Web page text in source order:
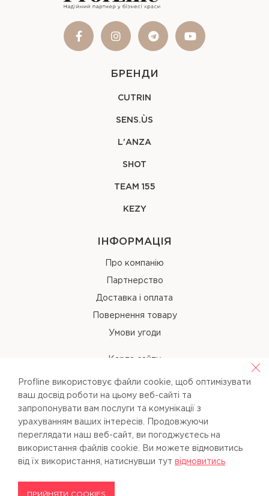
БРЕНДИ
CUTRIN
SENS.ÙS
L'ANZA
SHOT
TEAM 155
KEZY
ІНФОРМАЦІЯ
Про компанію
Партнерство
Доставка і оплата
Повернення товару
Умови угоди
Карта сайту
КОНТАКТИ
+38 (067) 238-97-40
info@pl-beauty.com.ua
Profline використовує файли cookie, щоб оптимізувати
ваш досвід роботи на цьому веб-сайті та
запропонувати вам послуги та комунікації з
урахуванням ваших інтересів. Продовжуючи
переглядати наш веб-сайт, ви погоджуєтесь на
використання файлів cookie. Ви можете вiдмовитись
вiд їх використання, натиснувши тут вiдмовитись
ПРИЙНЯТИ COOKIES